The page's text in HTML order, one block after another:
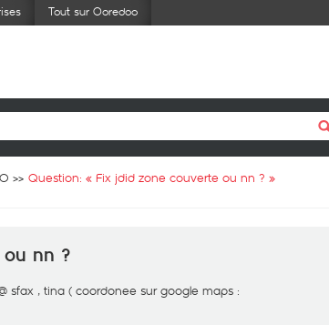
Tout sur Ooredoo
Question: « Fix jdid zone couverte ou nn ? »
nn ?
sfax , tina ( coordonee sur google maps :